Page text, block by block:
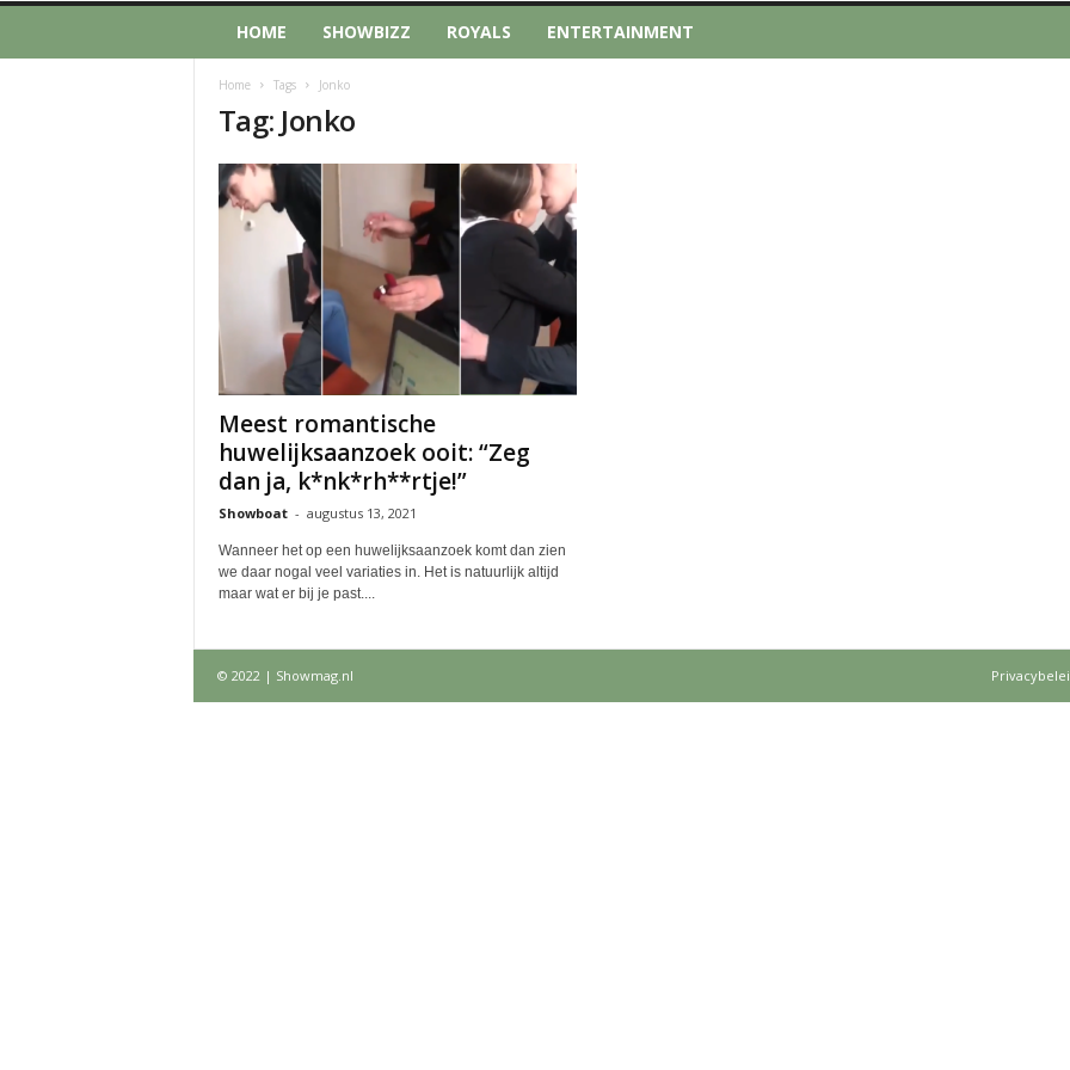
HOME SHOWBIZZ ROYALS ENTERTAINMENT
Home Tags Jonko
Tag: Jonko
Meest romantische
huwelijksaanzoek ooit: “Zeg
dan ja, k*nk*rh**rtje!”
Showboat - augustus 13, 2021
Wanneer het op een huwelijksaanzoek komt dan zien
we daar nogal veel variaties in. Het is natuurlijk altijd
maar wat er bij je past....
© 2022 | Showmag.nl